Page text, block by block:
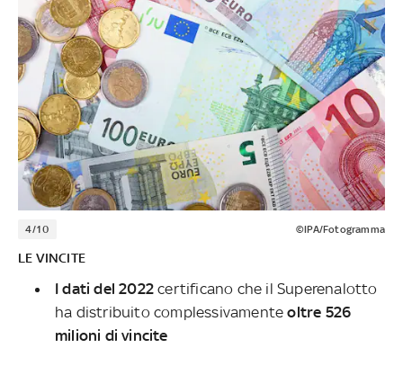
4/10 ©IPA/Fotogramma
LE VINCITE
I dati del 2022 certificano che il Superenalotto
ha distribuito complessivamenteoltre 526
milioni di vincite